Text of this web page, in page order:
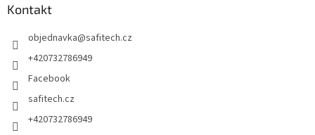
Kontakt
objednavka@safitech.cz
+420732786949
Facebook
safitech.cz
+420732786949